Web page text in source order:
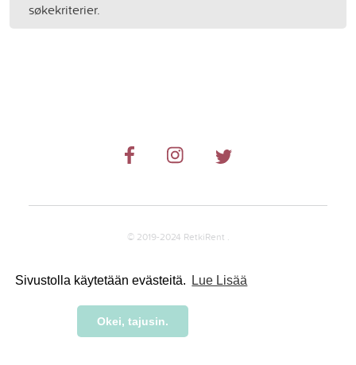
Sivustolla käytetään evästeitä. Lue Lisää
Okei, tajusin.
søkekriterier.
© 2019-2024 RetkiRent .